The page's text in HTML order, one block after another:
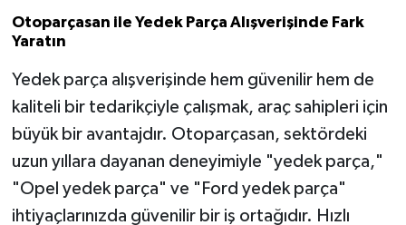
Otoparçasan ile Yedek Parça Alışverişinde Fark
Yaratın
Yedek parça alışverişinde hem güvenilir hem de
kaliteli bir tedarikçiyle çalışmak, araç sahipleri için
büyük bir avantajdır. Otoparçasan, sektördeki
uzun yıllara dayanan deneyimiyle "yedek parça,"
"Opel yedek parça" ve "Ford yedek parça"
ihtiyaçlarınızda güvenilir bir iş ortağıdır. Hızlı